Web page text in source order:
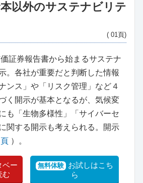
以外のサステナビリテ
( 01頁)
証券報告書から始まるサステナ
。各社が重要だと判断した情報
ンス」や「リスク管理」など４
く開示が基本となるが、気候変
も「生物多様性」「サイバーセ
関する開示も考えられる。開示
頁 ）。
ベー
む
無料体験 お試しはこち
ら